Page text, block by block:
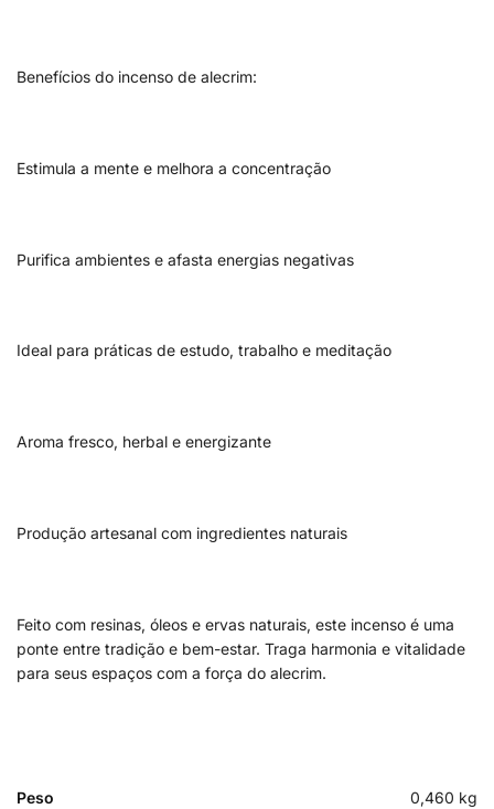
Benefícios do incenso de alecrim:
Estimula a mente e melhora a concentração
Purifica ambientes e afasta energias negativas
Ideal para práticas de estudo, trabalho e meditação
Aroma fresco, herbal e energizante
Produção artesanal com ingredientes naturais
Feito com resinas, óleos e ervas naturais, este incenso é uma
ponte entre tradição e bem-estar. Traga harmonia e vitalidade
para seus espaços com a força do alecrim.
Peso 0,460 kg